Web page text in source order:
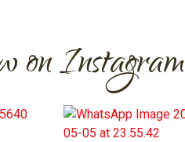
on Instagram